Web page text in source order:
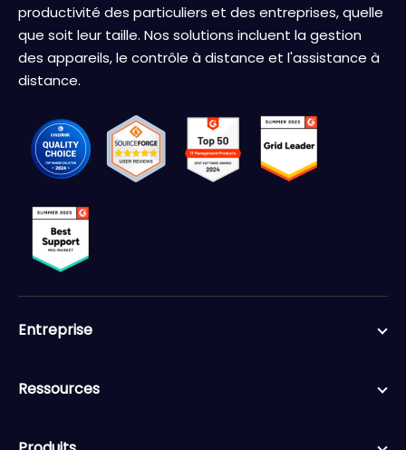
productivité des particuliers et des entreprises, quelle
que soit leur taille. Nos solutions incluent la gestion
des appareils, le contrôle à distance et l'assistance à
distance.
Entreprise
Ressources